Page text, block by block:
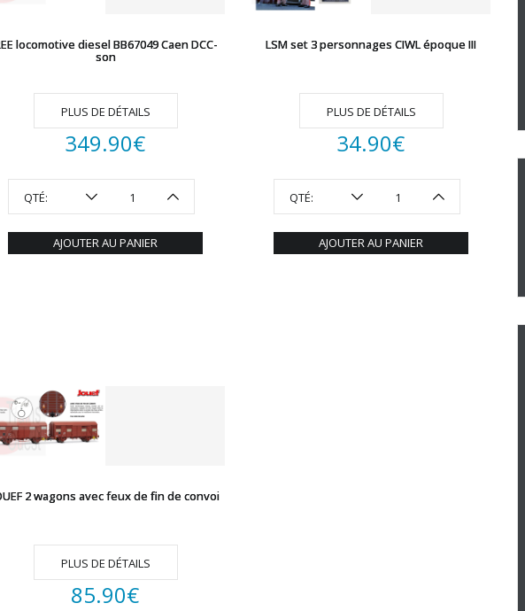
locomotive diesel BB67049 Caen DCC-
son
PLUS DE DÉTAILS
349.90€
QTÉ:
AJOUTER AU PANIER
LSM set 3 personnages CIWL époque III
PLUS DE DÉTAILS
34.90€
QTÉ:
AJOUTER AU PANIER
2 wagons avec feux de fin de convoi
PLUS DE DÉTAILS
85.90€